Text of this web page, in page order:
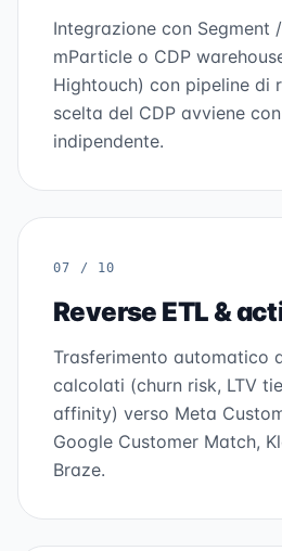
Integrazione con Segment
mParticle o CDP
Hightouch) con pipeline di
scelta del CDP avviene
indipendente.
07 / 10
Reverse ETL &
Trasferimento automatico
calcolati (churn risk, LTV
affinity) verso Meta
Google Customer Match,
Braze.